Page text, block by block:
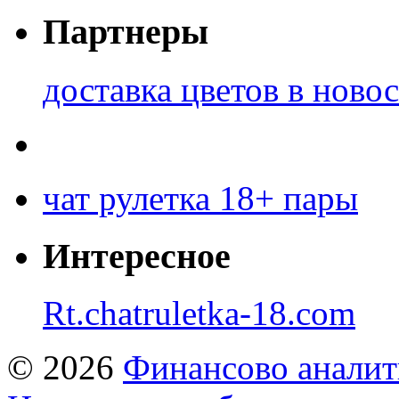
Партнеры
доставка цветов в
чат рулетка 18+ пары
Интересное
Rt.chatruletka-18.com
© 2026 Финансово